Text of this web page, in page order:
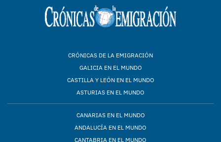
CRÓNICAS DE LA EMIGRACIÓN
GALICIA EN EL MUNDO
CASTILLA Y LEÓN EN EL MUNDO
ASTURIAS EN EL MUNDO
CANARIAS EN EL MUNDO
ANDALUCÍA EN EL MUNDO
CANTABRIA EN EL MUNDO